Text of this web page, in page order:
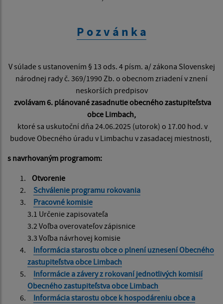
P o z v á n k a
V súlade s ustanovením § 13 ods. 4 písm. a/ zákona Slovenskej
národnej rady č. 369/1990 Zb. o obecnom zriadení v znení
neskorších predpisov
zvolávam 6. plánované zasadnutie obecného zastupiteľstva
obce Limbach,
ktoré sa uskutoční dňa 24.06.2025 (utorok) o 17.00 hod. v
budove Obecného úradu v Limbachu v zasadacej miestnosti,
s navrhovaným programom:
Otvorenie
Schválenie programu rokovania
Pracovné komisie
3.1 Určenie zapisovateľa
3.2 Voľba overovateľov zápisnice
3.3 Voľba návrhovej komisie
Informácia starostu obce o plnení uznesení Obecného
zastupiteľstva obce Limbach
Informácie a závery z rokovaní jednotlivých komisií
Obecného zastupiteľstva obce Limbach
Informácia starostu obce k hospodáreniu obce a